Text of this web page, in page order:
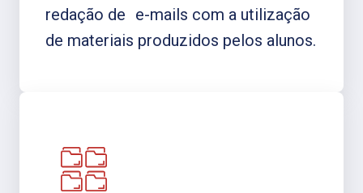
redação de e-mails com a utilização
de materiais produzidos pelos alunos.